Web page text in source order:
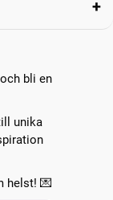
bli en
unika
helst! 💌